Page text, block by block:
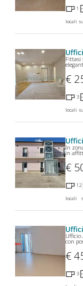
1
locali
Fittasi
€
3
locali
In
in
€
12
locali
Ufficio
con
€
3